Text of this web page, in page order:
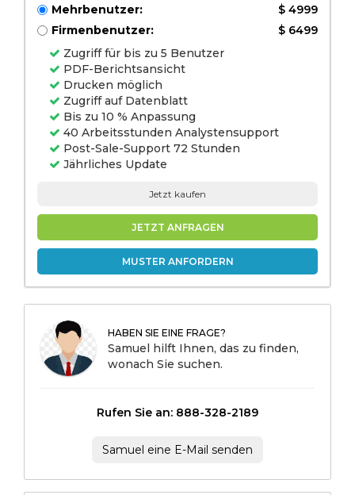
Mehrbenutzer:
$ 4999
Firmenbenutzer:
$ 6499
Zugriff für bis zu 5 Benutzer
PDF-Berichtsansicht
Drucken möglich
Zugriff auf Datenblatt
Bis zu 10 % Anpassung
40 Arbeitsstunden Analystensupport
Post-Sale-Support 72 Stunden
Jährliches Update
Jetzt kaufen
JETZT ANFRAGEN
MUSTER ANFORDERN
HABEN SIE EINE FRAGE?
Samuel hilft Ihnen, das zu finden,
wonach Sie suchen.
Rufen Sie an: 888-328-2189
Samuel eine E-Mail senden